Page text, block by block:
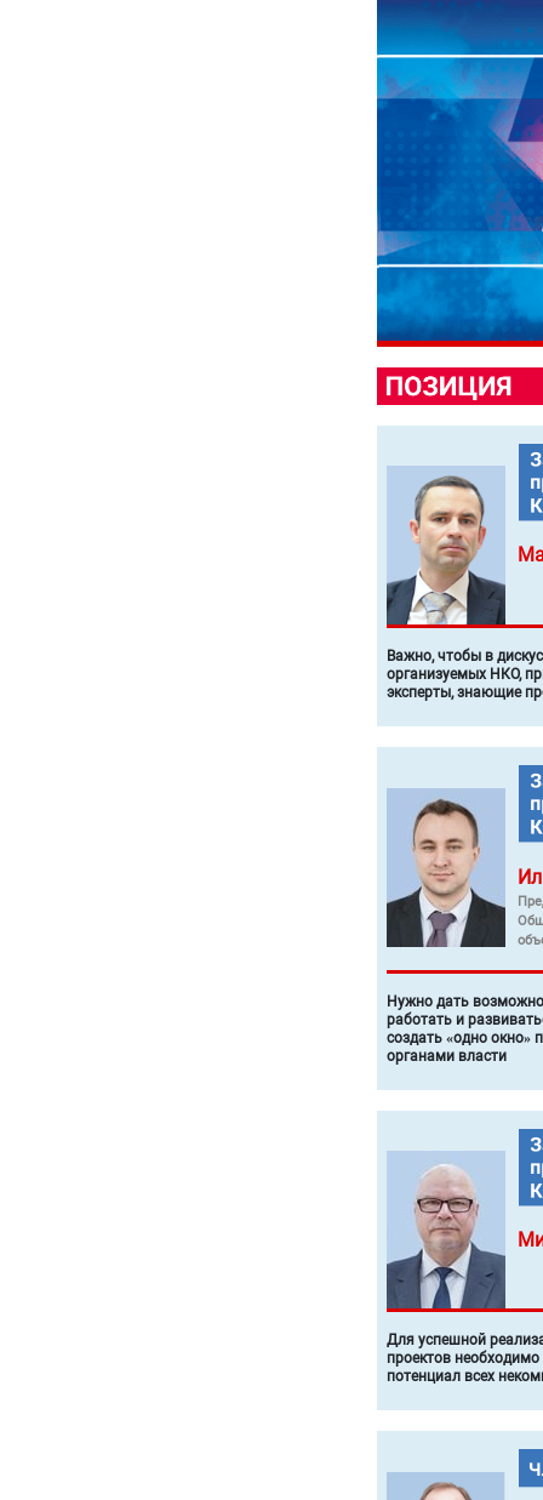
Важно, чтобы в
организуемых НКО,
эксперты, знающие
Нужно дать
работать и
создать «одно окно»
органами власти
Для успешной
проектов
потенциал всех